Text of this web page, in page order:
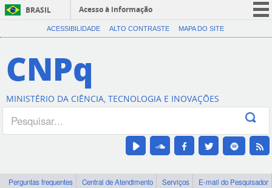
BRASIL
Acesso à informação
CORONAVÍRUS (COVID-19)
Canais
ACESSIBILIDADE ALTO CONTRASTE MAPA DO SITE
CNPq
MINISTÉRIO DA CIÊNCIA, TECNOLOGIA E INOVAÇÕES
Perguntas frequentes Central de Atendimento Serviços
E-mail do Pesquisador